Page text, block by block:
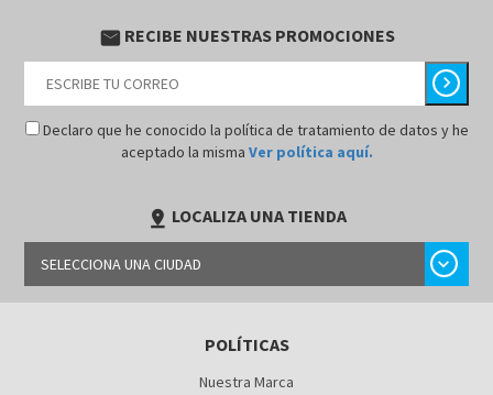
email RECIBE NUESTRAS PROMOCIONES
chevron_right
Declaro que he conocido la política de tratamiento de datos y he
aceptado la misma Ver política aquí.
pin_drop LOCALIZA UNA TIENDA
SELECCIONA UNA CIUDAD chevron_right
BARRANQUILLA
POLÍTICAS
Nuestra Marca